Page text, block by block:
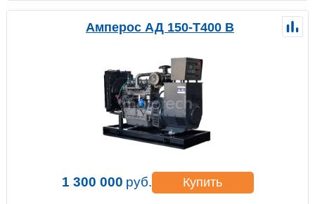
Амперос АД 150-Т400 B
1 300 000 руб. Купить